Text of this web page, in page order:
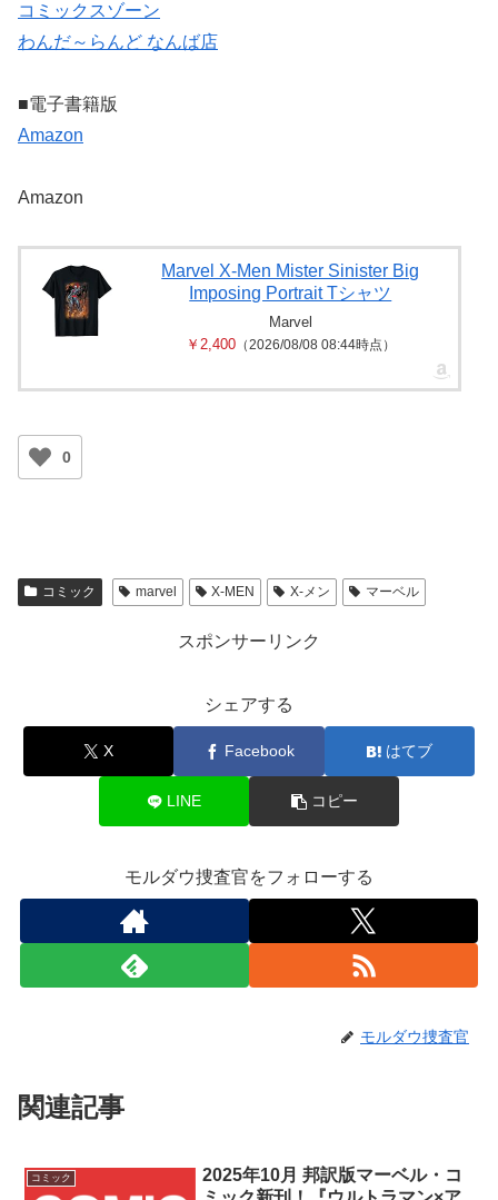
コミックスゾーン
わんだ～らんど なんば店
■電子書籍版
Amazon
Amazon
Marvel X-Men Mister Sinister Big
Imposing Portrait Tシャツ
Marvel
￥2,400（2026/08/08 08:44時点）
0
コミック marvel X-MEN X-メン マーベル
スポンサーリンク
シェアする
X Facebook はてブ
LINE コピー
モルダウ捜査官をフォローする
モルダウ捜査官
関連記事
コミック
2025年10月 邦訳版マーベル・コ